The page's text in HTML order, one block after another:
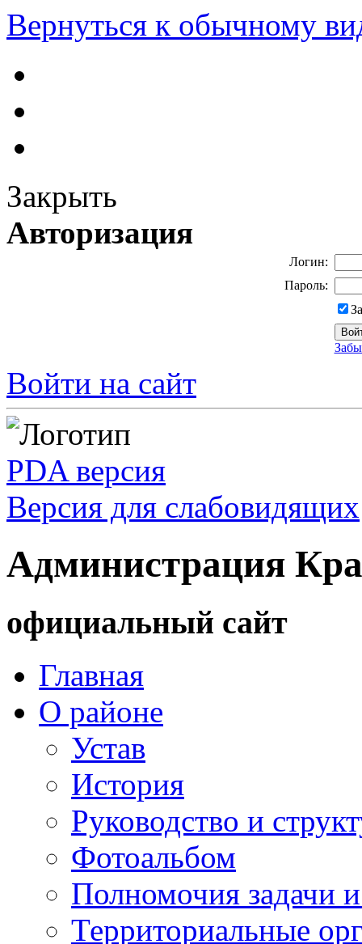
Вернуться к обычному
Закрыть
Авторизация
Логин:
Пароль:
Войти на сайт
PDA версия
Версия для слабовидящих
Администрация
официальный сайт
Главная
О районе
Устав
История
Руководство и
Фотоальбом
Полномочия задачи
Территориальные